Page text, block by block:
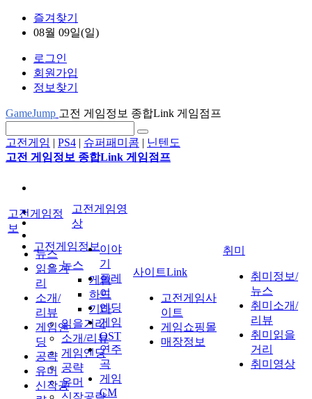
즐겨찾기
08월 09일(일)
로그인
회원가입
정보찾기
GameJump 고전 게임정보 종합Link 게임점프
고전게임 | PS4 | 슈퍼패미콤 | 닌텐도
고전 게임정보 종합Link 게임점프
고전게임정보
뉴스
게임
하드
기타
읽을거리
소개/리뷰
게임엔딩
공략
유머
신작공략
고전게임정
보
뉴스
읽을거
리
소개/
리뷰
게임엔
딩
공략
유머
신작공
고전게임영
상
이야
기
플레
이
엔딩
게임
OST
연주
곡
게임
CM
사이트Link
고전게임사
이트
게임쇼핑몰
매장정보
취미
취미정보/
뉴스
취미소개/
리뷰
취미읽을
거리
취미영상